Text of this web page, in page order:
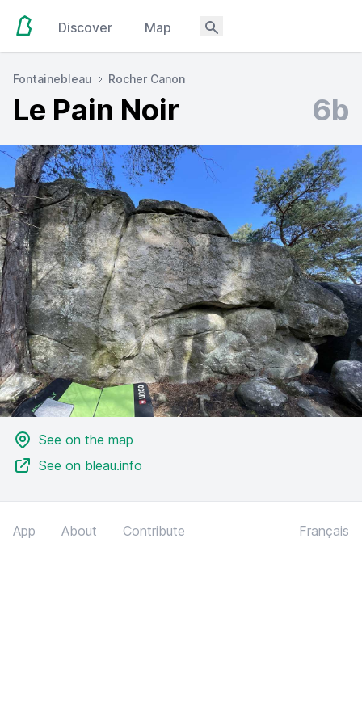
Discover Map
Fontainebleau Rocher Canon
Le Pain Noir 6b
See on the map
See on bleau.info
App About Contribute Français